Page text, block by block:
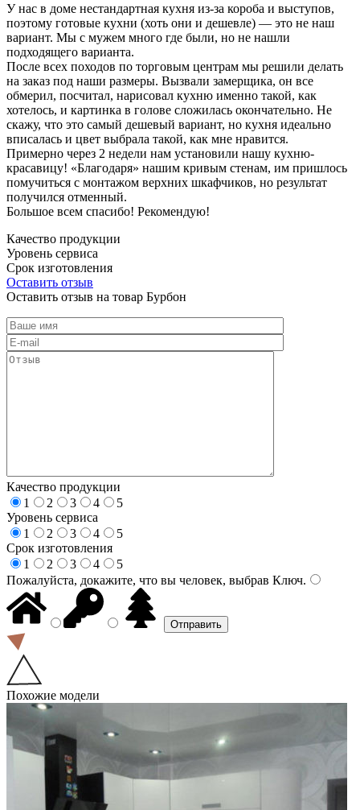
У нас в доме нестандартная кухня из-за короба и выступов,
поэтому готовые кухни (хоть они и дешевле) — это не наш
вариант. Мы с мужем много где были, но не нашли
подходящего варианта.
После всех походов по торговым центрам мы решили делать
на заказ под наши размеры. Вызвали замерщика, он все
обмерил, посчитал, нарисовал кухню именно такой, как
хотелось, и картинка в голове сложилась окончательно. Не
скажу, что это самый дешевый вариант, но кухня идеально
вписалась и цвет выбрала такой, как мне нравится.
Примерно через 2 недели нам установили нашу кухню-
красавицу! «Благодаря» нашим кривым стенам, им пришлось
помучиться с монтажом верхних шкафчиков, но результат
получился отменный.
Большое всем спасибо! Рекомендую!
Качество продукции
Уровень сервиса
Срок изготовления
Оставить отзыв
Оставить отзыв на товар Бурбон
Качество продукции
1
2 3 4
5
Уровень сервиса
1
2 3 4
5
Срок изготовления
1
2 3 4
5
Пожалуйста, докажите, что вы человек, выбрав Ключ.
Похожие модели